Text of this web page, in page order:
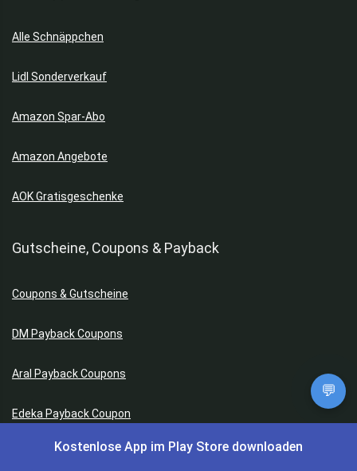
Alle Schnäppchen
Lidl Sonderverkauf
Amazon Spar-Abo
Amazon Angebote
AOK Gratisgeschenke
Gutscheine, Coupons & Payback
Coupons & Gutscheine
DM Payback Coupons
Aral Payback Coupons
Edeka Payback Coupon
Burger King Gutscheine
💬
Kostenlose App im Play Store downloaden